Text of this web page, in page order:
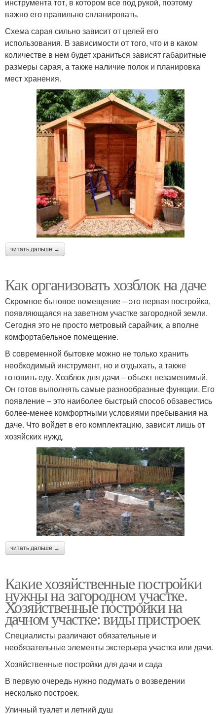
инструмента тот, в котором все под рукой, поэтому
важно его правильно спланировать.
Схема сарая сильно зависит от целей его
использования. В зависимости от того, что и в каком
количестве в нем будет храниться зависят габаритные
размеры сарая, а также наличие полок и планировка
мест хранения.
читать дальше →
Как организовать хозблок на даче
Скромное бытовое помещение – это первая постройка,
появляющаяся на заветном участке загородной земли.
Сегодня это не просто метровый сарайчик, а вполне
комфортабельное помещение.
В современной бытовке можно не только хранить
необходимый инструмент, но и отдыхать, а также
готовить еду. Хозблок для дачи – объект незаменимый.
Он готов выполнять самые разнообразные функции. Его
появление – это наиболее быстрый способ обзавестись
более-менее комфортными условиями пребывания на
даче. Что войдет в его комплектацию, зависит лишь от
хозяйских нужд.
читать дальше →
Какие хозяйственные постройки
нужны на загородном участке.
Хозяйственные постройки на
дачном участке: виды пристроек
Специалисты различают обязательные и
необязательные элементы экстерьера участка или дачи.
Хозяйственные постройки для дачи и сада
В первую очередь нужно подумать о возведении
несколько построек.
Уличный туалет и летний душ